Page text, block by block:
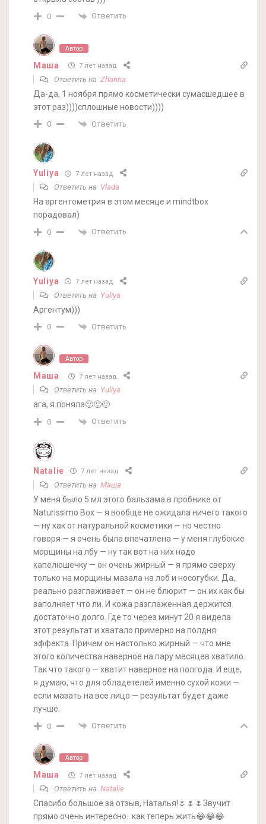
0 Ответить
Автор
Маша 7 лет назад
Ответить на Zhanna
Да-да, 1 ноября прямо косметически сумасшедшее в
этот раз))))сплошные новости))))
0 Ответить
Yuliya 7 лет назад
Ответить на Vlada
На аргентометрия в этом месяце и mindtbox
порадовал)
0 Ответить
Yuliya 7 лет назад
Ответить на Yuliya
Аргентум)))
0 Ответить
Автор
Маша 7 лет назад
Ответить на Yuliya
ага, я поняла🙂🙂🙂
0 Ответить
Natalie 7 лет назад
Ответить на Маша
У меня было 5 мл этого бальзама в пробнике от
Naturissimo Box — я вообще не ожидала ничего такого
— ну как от натуральной косметики — но честно
говоря — я очень была впечатлена — у меня глубокие
морщины на лбу — ну так вот на них надо
капелюшечку — он очень жирный — я прямо сверху
только на морщины мазала на лоб и носогубки. Да,
реально разглаживает — он не блюрит — он их как бы
заполняет что ли. И кожа разглаженная держится
достаточно долго. Где то через минут 20 я видела
этот результат и хватало примерно на полдня
эффекта. Причем он настолько жирный — что мне
этого количества наверное на пару месяцев хватило.
Так что такого — хватит наверное на полгода. И еще,
я думаю, что для обладетелей именно сухой кожи —
если мазать на все лицо — результат будет даже
лучше.
0 Ответить
Автор
Маша 7 лет назад
Ответить на Natalie
Спасибо большое за отзыв, Наталья!🌷🌷🌷Звучит
прямо очень интересно…как теперь жить😂😂😂